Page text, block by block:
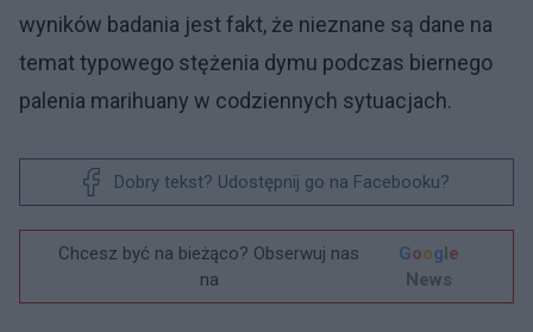
wyników badania jest fakt, że nieznane są dane na
temat typowego stężenia dymu podczas biernego
palenia marihuany w codziennych sytuacjach.
Dobry tekst? Udostępnij go na Facebooku?
Chcesz być na bieżąco? Obserwuj nas
na
Google
News